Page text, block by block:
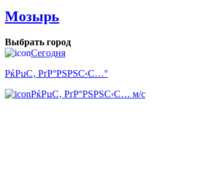
Мозырь
Выбрать город
Сегодня
РќРµС‚ РґР°РЅРЅС‹С…°
РќРµС‚ РґР°РЅРЅС‹С… м/с